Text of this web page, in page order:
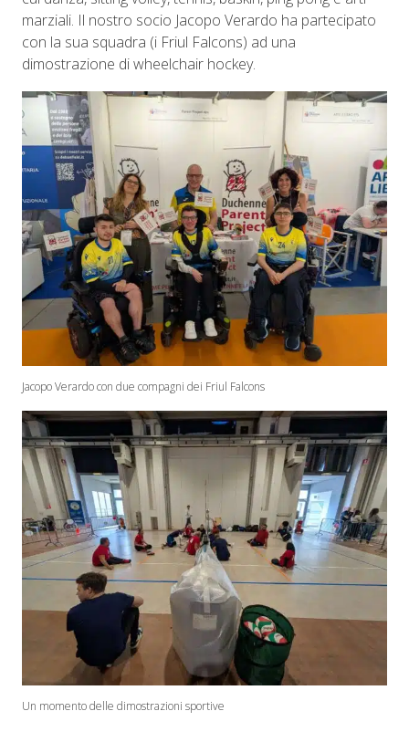
marziali. Il nostro socio Jacopo Verardo ha partecipato
con la sua squadra (i Friul Falcons) ad una
dimostrazione di wheelchair hockey.
Jacopo Verardo con due compagni dei Friul Falcons
Un momento delle dimostrazioni sportive